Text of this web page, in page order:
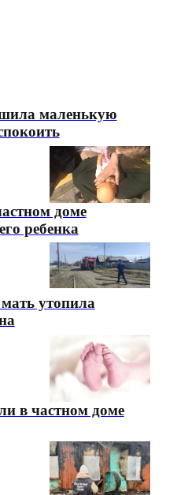
маленькую
доме
ребенка
утопила
в частном доме